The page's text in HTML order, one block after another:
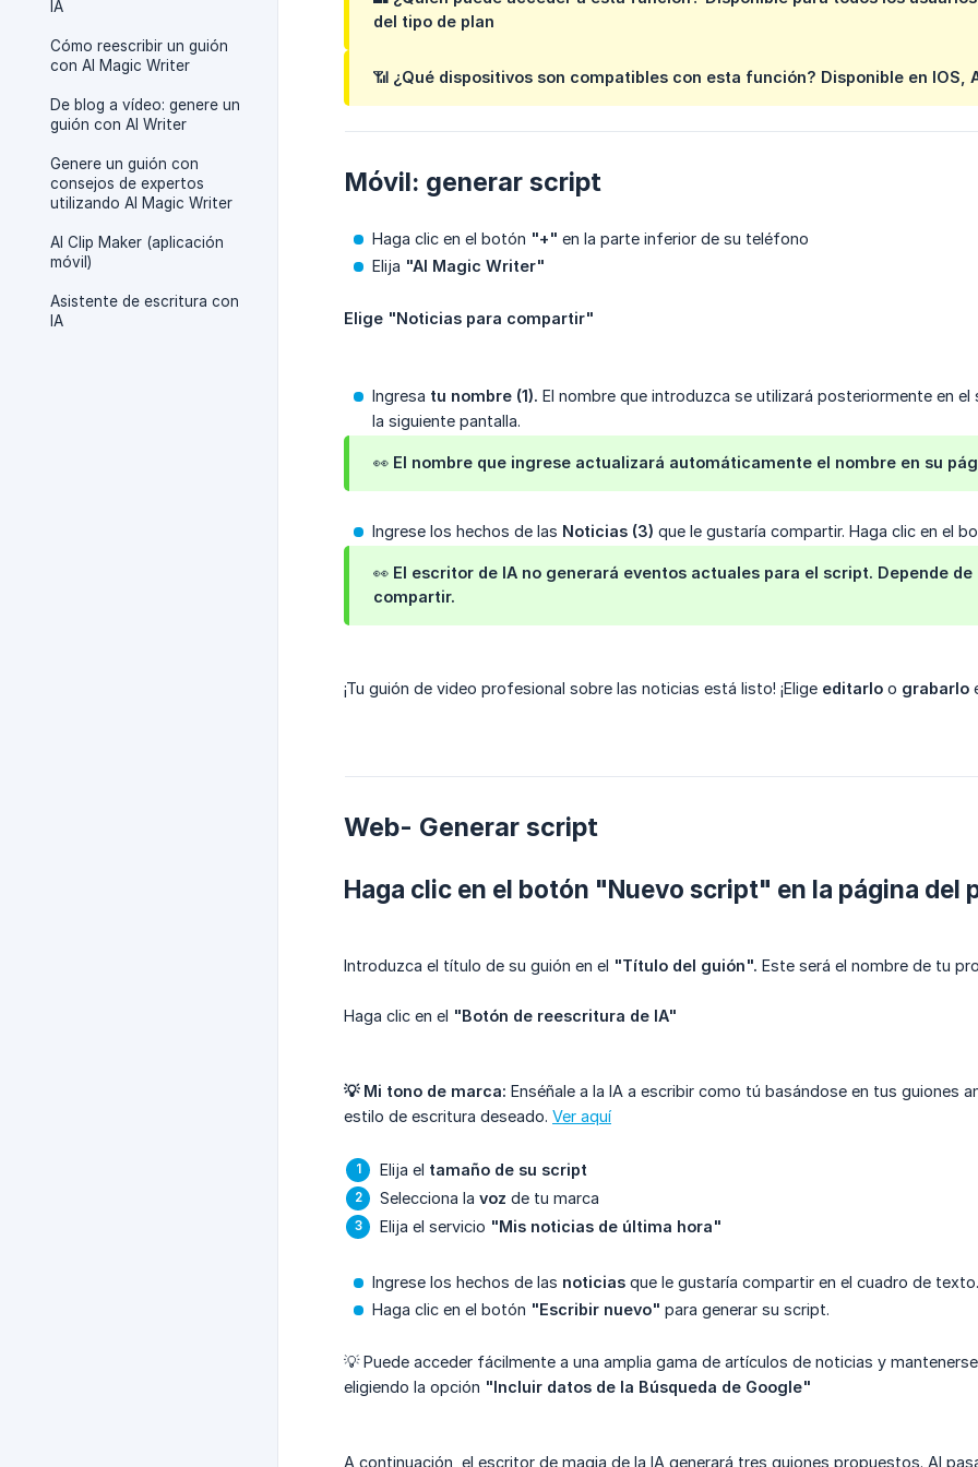
IA
Cómo reescribir un guión
con AI Magic Writer
De blog a vídeo: genere un
guión con AI Writer
Genere un guión con
consejos de expertos
utilizando AI Magic Writer
AI Clip Maker (aplicación
móvil)
Asistente de escritura con
IA
del tipo de plan
📶 ¿Qué dispositivos son compatibles con esta función? Disponible en IOS,
Móvil: generar script
Haga clic en el botón "+" en la parte inferior de su teléfono
Elija "AI Magic Writer"
Elige "Noticias para compartir"
Ingresa tu nombre (1). El nombre que introduzca se utilizará posteriormente en
la siguiente pantalla.
👀 El nombre que ingrese actualizará automáticamente el nombre en su
Ingrese los hechos de las Noticias (3) que le gustaría compartir. Haga clic en el
👀 El escritor de IA no generará eventos actuales para el script. Depende
compartir.
¡Tu guión de video profesional sobre las noticias está listo! ¡Elige editarlo o grabarlo
Web- Generar script
Haga clic en el botón "Nuevo script" en la página del
Introduzca el título de su guión en el "Título del guión". Este será el nombre de tu
Haga clic en el "Botón de reescritura de IA"
💡 Mi tono de marca: Enséñale a la IA a escribir como tú basándose en tus guiones
estilo de escritura deseado. Ver aquí
Elija el tamaño de su script
Selecciona la voz de tu marca
Elija el servicio "Mis noticias de última hora"
Ingrese los hechos de las noticias que le gustaría compartir en el cuadro de texto.
Haga clic en el botón "Escribir nuevo" para generar su script.
💡 Puede acceder fácilmente a una amplia gama de artículos de noticias y
eligiendo la opción "Incluir datos de la Búsqueda de Google"
A continuación, el escritor de magia de la IA generará tres guiones propuestos. Al